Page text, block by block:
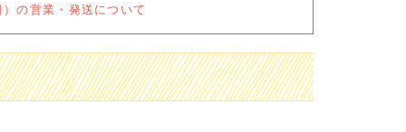
の営業・発送について